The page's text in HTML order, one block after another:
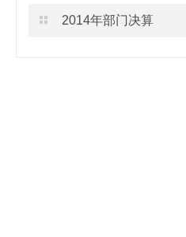
2014年部门决算